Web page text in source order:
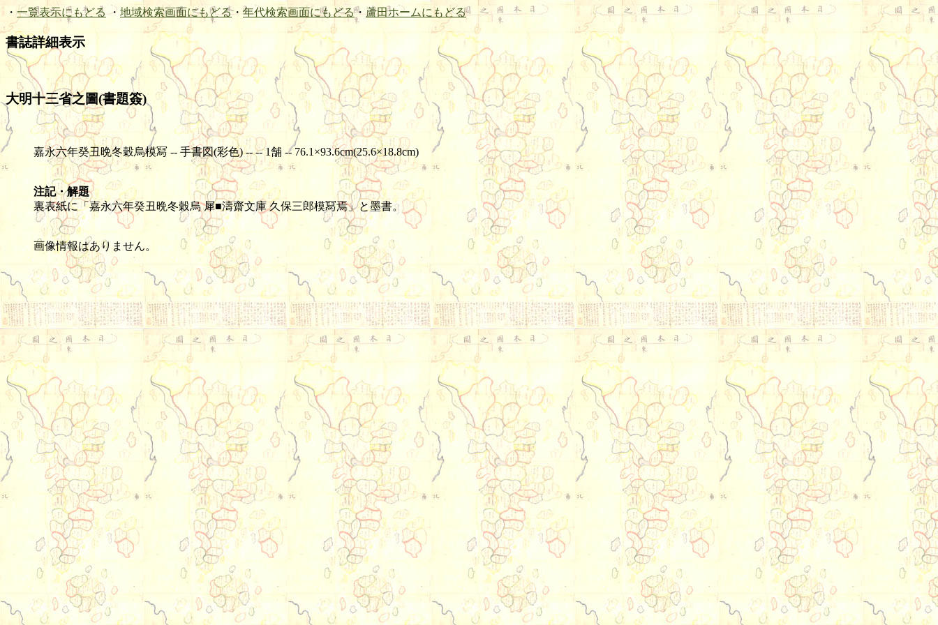
・ 一覧表示にもどる ・ 地域検索画面にもどる・ 年代検索画面にもどる・ 蘆田ホームにもどる
書誌詳細表示
大明十三省之圖(書題簽)
嘉永六年癸丑晩冬穀烏模冩 -- 手書図(彩色) -- -- 1舗 -- 76.1×93.6cm(25.6×18.8cm)
注記・解題
裏表紙に「嘉永六年癸丑晩冬穀烏 犀■濤齋文庫 久保三郎模冩焉」と墨書。
画像情報はありません。